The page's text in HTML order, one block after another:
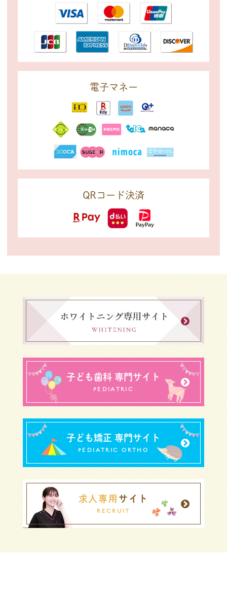
電子マネー
QRコード決済
子ども歯科 専門サイト
PEDIATRIC
子ども矯正 専門サイト
PEDIATRIC ORTHO
求人専用 サイト
RECRUIT